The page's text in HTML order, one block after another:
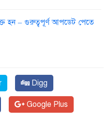
হন – গুরুত্বপূর্ণ আপডেট পেতে
Digg
Google Plus